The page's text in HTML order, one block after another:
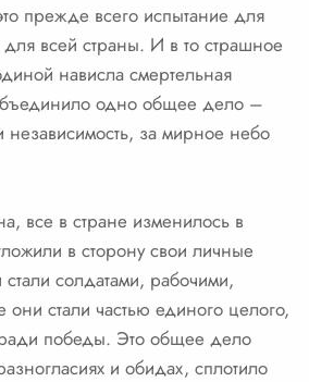
прежде всего испытание для
всей страны. И в то страшное
нависла смертельная
одно общее дело –
независимость, за мирное небо
все в стране изменилось в
в сторону свои личные
солдатами, рабочими,
они стали частью единого целого,
ради победы. Это общее дело
и обидах, сплотило